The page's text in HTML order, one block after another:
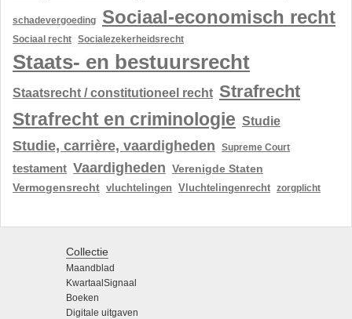
schadevergoeding Sociaal-economisch recht
Sociaal recht Socialezekerheidsrecht
Staats- en bestuursrecht
Staatsrecht / constitutioneel recht Strafrecht
Strafrecht en criminologie Studie
Studie, carrière, vaardigheden Supreme Court
testament Vaardigheden Verenigde Staten
Vermogensrecht vluchtelingen Vluchtelingenrecht zorgplicht
Collectie
Maandblad
KwartaalSignaal
Boeken
Digitale uitgaven